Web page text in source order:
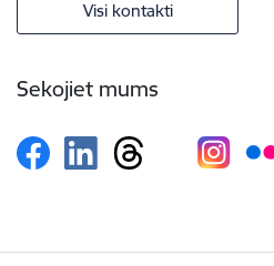
Visi kontakti
Sekojiet mums